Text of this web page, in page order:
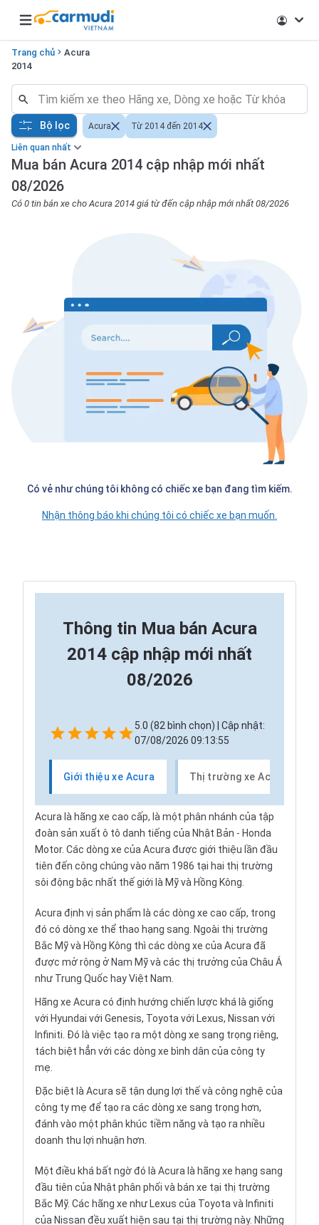
Open main menu
Trang chủ
Acura
2014
Liên quan nhất
Mua bán Acura 2014 cập nhập mới nhất
08/2026
Có 0 tin bán xe cho Acura 2014 giá từ đến cập nhập mới nhất 08/2026
Bộ lọc Acura Từ 2014 đến 2014
Có vẻ như chúng tôi không có chiếc xe bạn đang tìm kiếm.
Nhận thông báo khi chúng tôi có chiếc xe bạn muốn.
Thông tin Mua bán Acura
2014 cập nhập mới nhất
08/2026
5.0 (82 bình chọn) | Cập nhật:
07/08/2026 09:13:55
Giới thiệu xe Acura Thị trường xe Acura
Acura là hãng xe cao cấp, là một phân nhánh của tập
đoàn sản xuất ô tô danh tiếng của Nhật Bản - Honda
Motor. Các dòng xe của Acura được giới thiệu lần đầu
tiên đến công chúng vào năm 1986 tại hai thị trường
sôi động bậc nhất thế giới là Mỹ và Hồng Kông.
Acura định vị sản phẩm là các dòng xe cao cấp, trong
đó có dòng xe thể thao hạng sang. Ngoài thị trường
Bắc Mỹ và Hồng Kông thì các dòng xe của Acura đã
được mở rộng ở Nam Mỹ và các thị trưởng của Châu Á
như Trung Quốc hay Việt Nam.
Hãng xe Acura có định hướng chiến lược khá là giống
với Hyundai với Genesis, Toyota với Lexus, Nissan với
Infiniti. Đó là việc tạo ra một dòng xe sang trọng riêng,
tách biệt hẳn với các dòng xe bình dân của công ty
mẹ.
Đặc biệt là Acura sẽ tận dụng lợi thế và công nghệ của
công ty mẹ để tạo ra các dòng xe sang trọng hơn,
đánh vào một phân khúc tiềm năng và tạo ra nhiều
doanh thu lợi nhuận hơn.
Một điều khá bất ngờ đó là Acura là hãng xe hạng sang
đầu tiên của Nhật phân phối và bán xe tại thị trường
Bắc Mỹ. Các hãng xe như Lexus của Toyota và Infiniti
của Nissan đều xuất hiện sau tại thị trường này. Những